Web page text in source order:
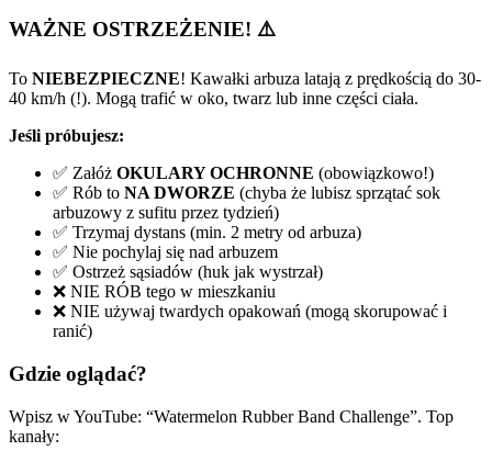
WAŻNE OSTRZEŻENIE! ⚠️
To NIEBEZPIECZNE! Kawałki arbuza latają z prędkością do 30-
40 km/h (!). Mogą trafić w oko, twarz lub inne części ciała.
Jeśli próbujesz:
✅ Załóż OKULARY OCHRONNE (obowiązkowo!)
✅ Rób to NA DWORZE (chyba że lubisz sprzątać sok
arbuzowy z sufitu przez tydzień)
✅ Trzymaj dystans (min. 2 metry od arbuza)
✅ Nie pochylaj się nad arbuzem
✅ Ostrzeż sąsiadów (huk jak wystrzał)
❌ NIE RÓB tego w mieszkaniu
❌ NIE używaj twardych opakowań (mogą skorupować i
ranić)
Gdzie oglądać?
Wpisz w YouTube: “Watermelon Rubber Band Challenge”. Top
kanały: